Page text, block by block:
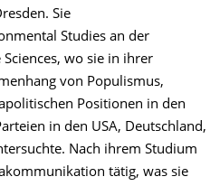
Sie
Studies an der
wo sie in ihrer
von Populismus,
Positionen in den
in den USA, Deutschland,
Nach ihrem Studium
tätig, was sie